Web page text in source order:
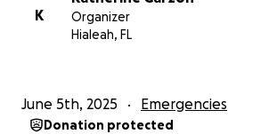
Agradezco a las personas que
Gracias!!!
K
Organizer
Hialeah, FL
June 5th, 2025 Emergencies
Donation protected